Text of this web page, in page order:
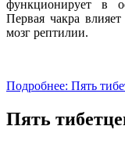
функционирует в
Первая чакра
мозг рептилии.
Подробнее: Пять
Пять